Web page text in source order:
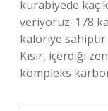
kurabiyede kaç
veriyoruz: 178
kaloriye
Kısır, içerdiği
kompleks